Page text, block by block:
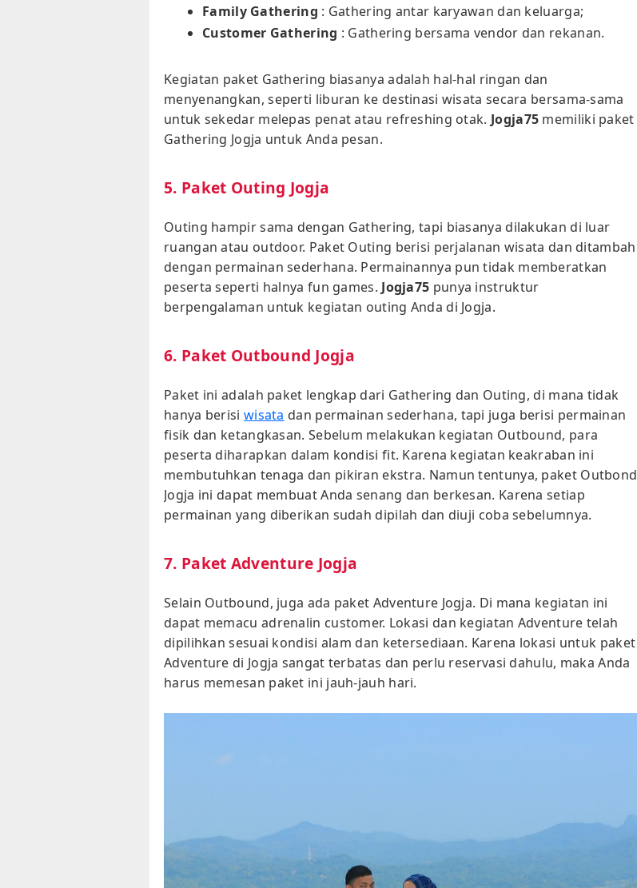
Family Gathering : Gathering antar karyawan dan keluarga;
Customer Gathering : Gathering bersama vendor dan rekanan.
Kegiatan paket Gathering biasanya adalah hal-hal ringan dan
menyenangkan, seperti liburan ke destinasi wisata secara bersama-sama
untuk sekedar melepas penat atau refreshing otak. Jogja75 memiliki paket
Gathering Jogja untuk Anda pesan.
5. Paket Outing Jogja
Outing hampir sama dengan Gathering, tapi biasanya dilakukan di luar
ruangan atau outdoor. Paket Outing berisi perjalanan wisata dan ditambah
dengan permainan sederhana. Permainannya pun tidak memberatkan
peserta seperti halnya fun games. Jogja75 punya instruktur
berpengalaman untuk kegiatan outing Anda di Jogja.
6. Paket Outbound Jogja
Paket ini adalah paket lengkap dari Gathering dan Outing, di mana tidak
hanya berisi wisata dan permainan sederhana, tapi juga berisi permainan
fisik dan ketangkasan. Sebelum melakukan kegiatan Outbound, para
peserta diharapkan dalam kondisi fit. Karena kegiatan keakraban ini
membutuhkan tenaga dan pikiran ekstra. Namun tentunya, paket Outbond
Jogja ini dapat membuat Anda senang dan berkesan. Karena setiap
permainan yang diberikan sudah dipilah dan diuji coba sebelumnya.
7. Paket Adventure Jogja
Selain Outbound, juga ada paket Adventure Jogja. Di mana kegiatan ini
dapat memacu adrenalin customer. Lokasi dan kegiatan Adventure telah
dipilihkan sesuai kondisi alam dan ketersediaan. Karena lokasi untuk paket
Adventure di Jogja sangat terbatas dan perlu reservasi dahulu, maka Anda
harus memesan paket ini jauh-jauh hari.